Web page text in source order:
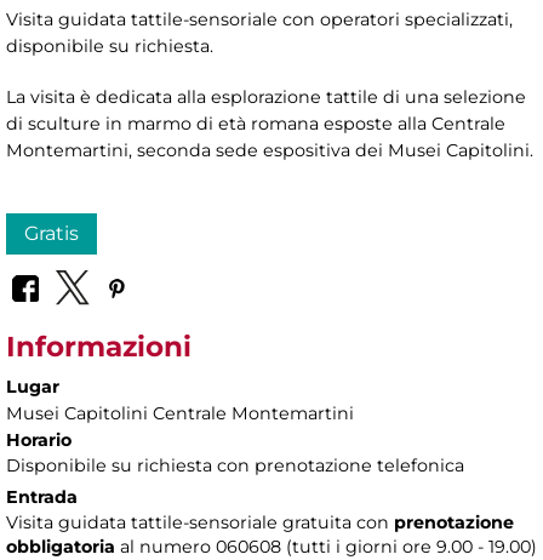
Visita guidata tattile-sensoriale con operatori specializzati,
disponibile su richiesta.
La visita è dedicata alla esplorazione tattile di una selezione
di sculture in marmo di età romana esposte alla Centrale
Montemartini, seconda sede espositiva dei Musei Capitolini.
Gratis
Informazioni
Lugar
Musei Capitolini Centrale Montemartini
Horario
Disponibile su richiesta con prenotazione telefonica
Entrada
Visita guidata tattile-sensoriale gratuita con prenotazione
obbligatoria al numero 060608 (tutti i giorni ore 9.00 - 19.00)